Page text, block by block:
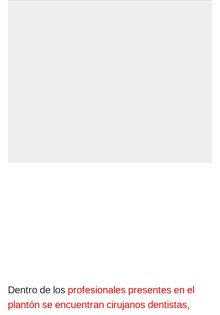
Dentro de los profesionales presentes en el
plantón se encuentran cirujanos dentistas,